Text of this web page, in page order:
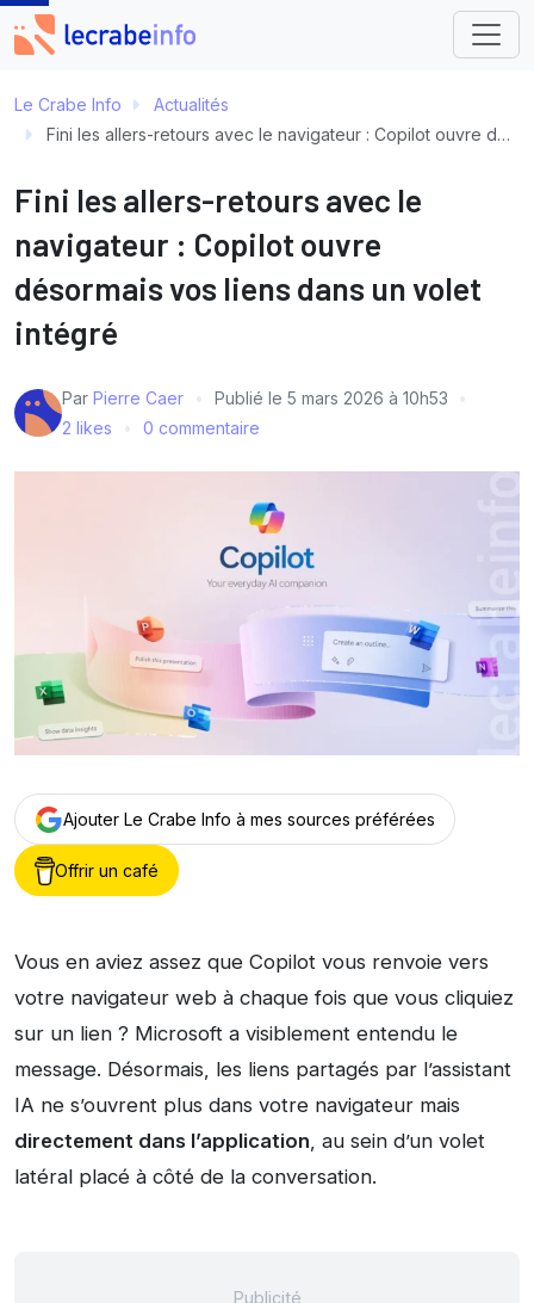
Le Crabe Info
Actualités
Fini les allers-retours avec le navigateur : Copilot ouvre désormais vos liens dans un volet intégré
Fini les allers-retours avec le
navigateur : Copilot ouvre
désormais vos liens dans un volet
intégré
Par Pierre Caer Publié le 5 mars 2026 à 10h53
2 likes
0 commentaire
Ajouter Le Crabe Info à mes sources préférées
Offrir un café
Vous en aviez assez que Copilot vous renvoie vers
votre navigateur web à chaque fois que vous cliquiez
sur un lien ? Microsoft a visiblement entendu le
message. Désormais, les liens partagés par l’assistant
IA ne s’ouvrent plus dans votre navigateur mais
directement dans l’application, au sein d’un volet
latéral placé à côté de la conversation.